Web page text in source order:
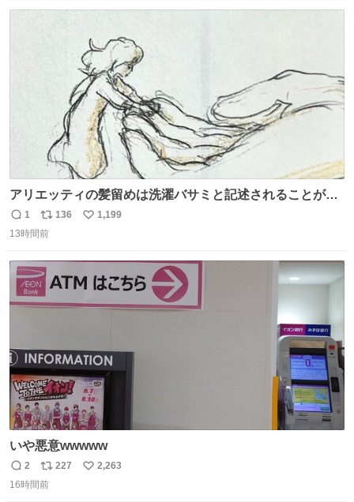
アリエッティの髪留めは洗濯バサミと記述されることが多
いですが、もっと小さいプラスチックのクリップです。 バ
ネは使いやすいように強度を調整してあるはず。
返
信
1
リ
ポ
ト
数
136
い
1,199
13時間前
いや悪意wwwww
返
信
2
リ
ポ
227
い
2,263
16時間前